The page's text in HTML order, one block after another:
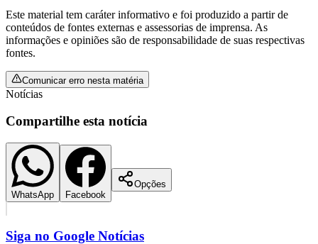
Palmeiras
Este material tem caráter informativo e foi produzido a partir de
conteúdos de fontes externas e assessorias de imprensa. As
informações e opiniões são de responsabilidade de suas respectivas
fontes.
Comunicar erro nesta matéria
Notícias
Compartilhe esta notícia
WhatsApp Facebook
Opções
Siga no Google Notícias